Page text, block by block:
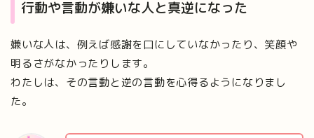
行動や言動が嫌いな人と真逆になった
嫌いな人は、例えば感謝を口にしていなかったり、笑顔や
明るさがなかったりします。
わたしは、その言動と逆の言動を心得るようになりまし
た。